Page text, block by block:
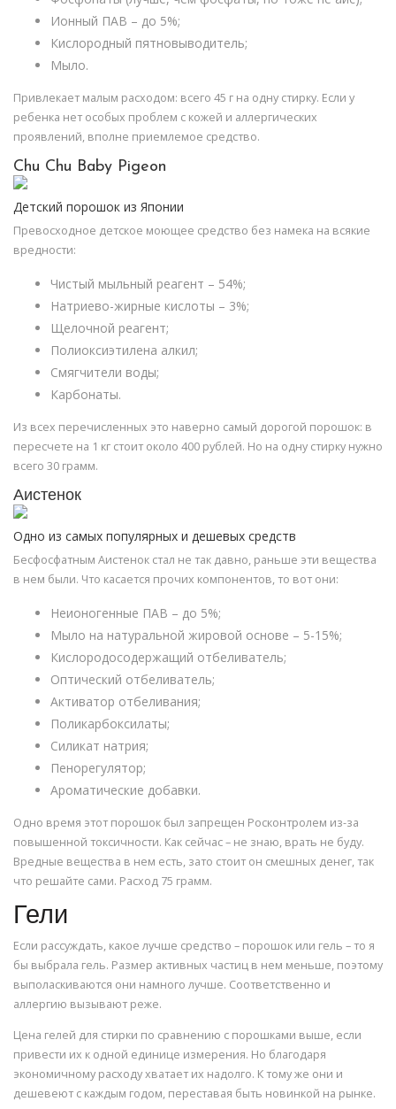
Ионный ПАВ – до 5%;
Кислородный пятновыводитель;
Мыло.
Привлекает малым расходом: всего 45 г на одну стирку. Если у
ребенка нет особых проблем с кожей и аллергических
проявлений, вполне приемлемое средство.
Chu Chu Baby Pigeon
Детский порошок из Японии
Превосходное детское моющее средство без намека на всякие
вредности:
Чистый мыльный реагент – 54%;
Натриево-жирные кислоты – 3%;
Щелочной реагент;
Полиоксиэтилена алкил;
Смягчители воды;
Карбонаты.
Из всех перечисленных это наверно самый дорогой порошок: в
пересчете на 1 кг стоит около 400 рублей. Но на одну стирку нужно
всего 30 грамм.
Аистенок
Одно из самых популярных и дешевых средств
Бесфосфатным Аистенок стал не так давно, раньше эти вещества
в нем были. Что касается прочих компонентов, то вот они:
Неионогенные ПАВ – до 5%;
Мыло на натуральной жировой основе – 5-15%;
Кислородосодержащий отбеливатель;
Оптический отбеливатель;
Активатор отбеливания;
Поликарбоксилаты;
Силикат натрия;
Пенорегулятор;
Ароматические добавки.
Одно время этот порошок был запрещен Росконтролем из-за
повышенной токсичности. Как сейчас – не знаю, врать не буду.
Вредные вещества в нем есть, зато стоит он смешных денег, так
что решайте сами. Расход 75 грамм.
Гели
Если рассуждать, какое лучше средство – порошок или гель – то я
бы выбрала гель. Размер активных частиц в нем меньше, поэтому
выполаскиваются они намного лучше. Соответственно и
аллергию вызывают реже.
Цена гелей для стирки по сравнению с порошками выше, если
привести их к одной единице измерения. Но благодаря
экономичному расходу хватает их надолго. К тому же они и
дешевеют с каждым годом, переставая быть новинкой на рынке.